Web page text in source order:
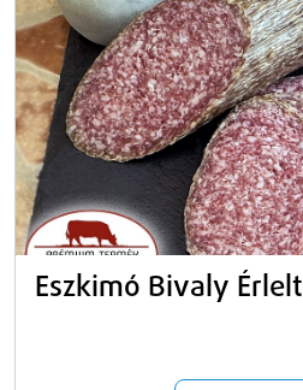
Eszkimó Bivaly